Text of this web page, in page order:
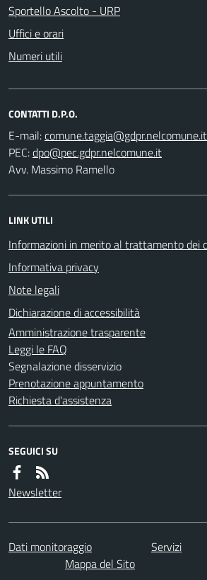
Sportello Ascolto - URP
Uffici e orari
Numeri utili
CONTATTI D.P.O.
E-mail:
PEC:
Avv. Massimo Ramello
LINK UTILI
Informazioni in merito al trattamento dei
Informativa privacy
Note legali
Dichiarazione di accessibilità
Amministrazione trasparente
Leggi le FAQ
Segnalazione disservizio
Prenotazione appuntamento
Richiesta d'assistenza
SEGUICI SU
Newsletter
Dati monitoraggio Servizi
Mappa del Sito